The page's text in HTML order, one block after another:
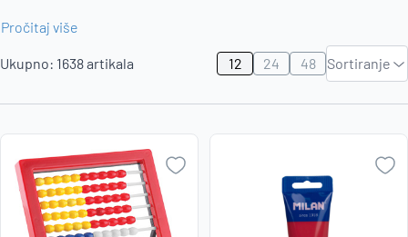
Pročitaj više
Ukupno: 1638artikala 12 24 48 Sortiranje
Najviša
cijena
cijena
Naziv A-